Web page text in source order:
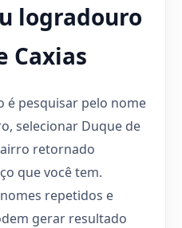
logradouro
Caxias
é pesquisar pelo nome
selecionar Duque de
retornado
que você tem.
repetidos e
gerar resultado